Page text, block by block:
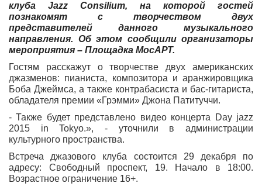
клуба Jazz Consilium, на которой гостей
познакомят с творчеством двух
представителей данного музыкального
направления. Об этом сообщили организаторы
мероприятия – Площадка МосАРТ.
Гостям расскажут о творчестве двух американских
джазменов: пианиста, композитора и аранжировщика
Боба Джеймса, а также контрабасиста и бас-гитариста,
обладателя премии «Грэмми» Джона Патитуччи.
- Также будет представлено видео концерта Day jazz
2015 in Tokyo.», - уточнили в администрации
культурного пространства.
Встреча джазового клуба состоится 29 декабря по
адресу: Свободный проспект, 19. Начало в 18:00.
Возрастное ограничение 16+.